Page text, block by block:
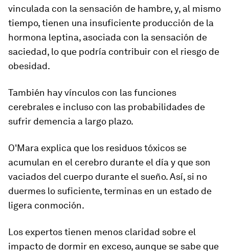
vinculada con la sensación de hambre, y, al mismo
tiempo, tienen una insuficiente producción de la
hormona leptina, asociada con la sensación de
saciedad, lo que podría contribuir con el riesgo de
obesidad.
También hay vínculos con las funciones
cerebrales e incluso con las probabilidades de
sufrir demencia a largo plazo.
O'Mara explica que los residuos tóxicos se
acumulan en el cerebro durante el día y que son
vaciados del cuerpo durante el sueño. Así, si no
duermes lo suficiente, terminas en un estado de
ligera conmoción.
Los expertos tienen menos claridad sobre el
impacto de dormir en exceso, aunque se sabe que